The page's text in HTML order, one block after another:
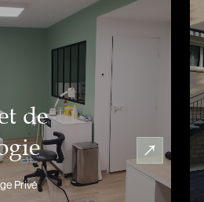
de
Privé